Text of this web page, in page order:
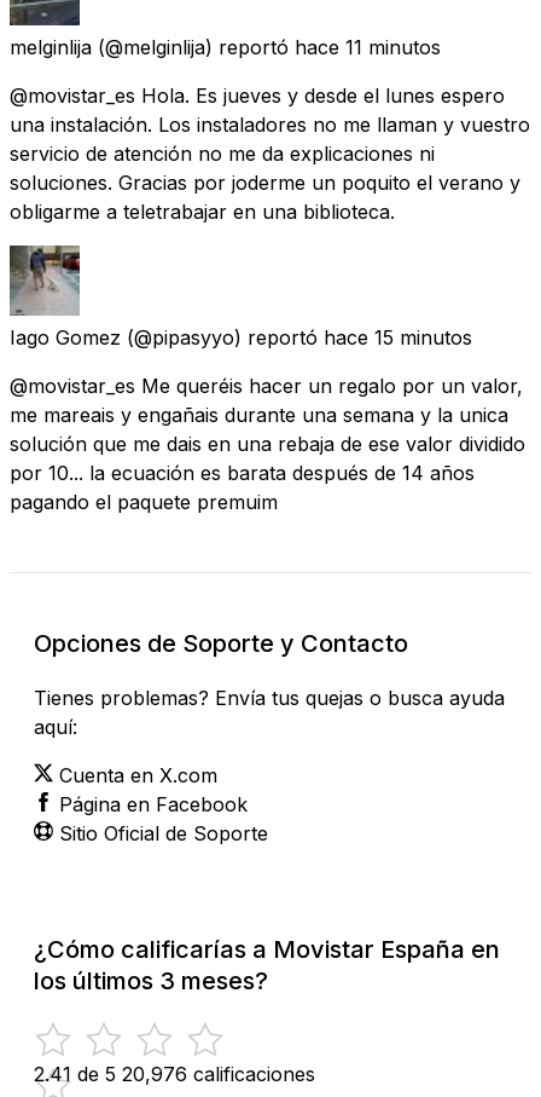
melginlija (@melginlija) reportó hace 11 minutos
@movistar_es Hola. Es jueves y desde el lunes espero
una instalación. Los instaladores no me llaman y vuestro
servicio de atención no me da explicaciones ni
soluciones. Gracias por joderme un poquito el verano y
obligarme a teletrabajar en una biblioteca.
Iago Gomez (@pipasyyo) reportó hace 15 minutos
@movistar_es Me queréis hacer un regalo por un valor,
me mareais y engañais durante una semana y la unica
solución que me dais en una rebaja de ese valor dividido
por 10... la ecuación es barata después de 14 años
pagando el paquete premuim
Opciones de Soporte y Contacto
Tienes problemas? Envía tus quejas o busca ayuda
aquí:
Cuenta en X.com
Página en Facebook
Sitio Oficial de Soporte
¿Cómo calificarías a Movistar España en
los últimos 3 meses?
2.41 de 5 20,976 calificaciones